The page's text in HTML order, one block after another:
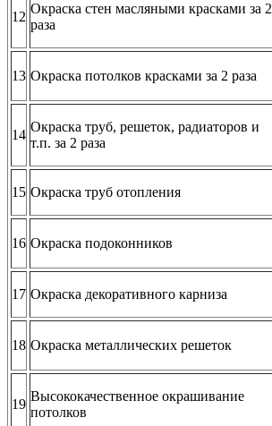
12
Окраска стен масляными красками за 2
раза
13 Окраска потолков красками за 2 раза
14
Окраска труб, решеток, радиаторов и
т.п. за 2 раза
15 Окраска труб отопления
16 Окраска подоконников
17 Окраска декоративного карниза
18 Окраска металлических решеток
19
Высококачественное окрашивание
потолков